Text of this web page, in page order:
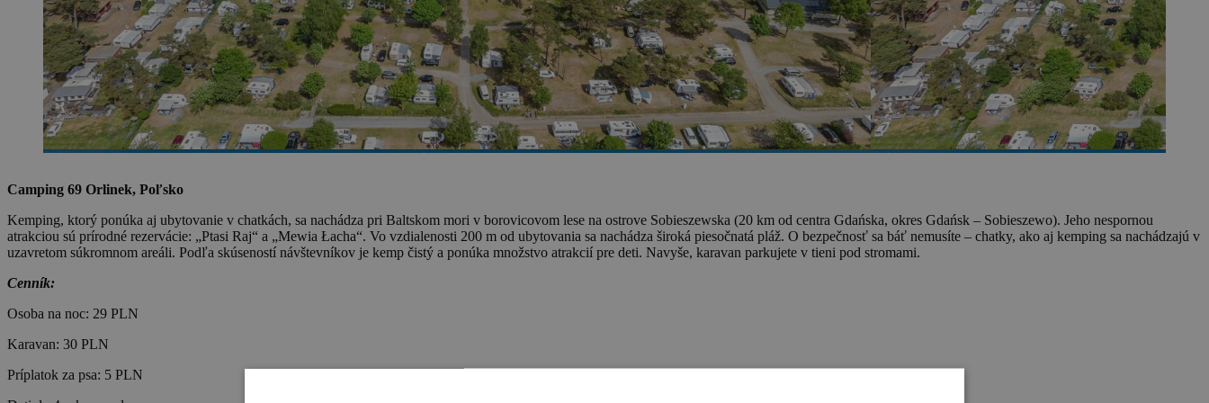
Camping 69 Orlinek, Poľsko
Kemping, ktorý ponúka aj ubytovanie v chatkách, sa nachádza pri Baltskom mori v borovicovom lese na ostrove Sobieszewska (20 km od centra Gdańska, okres Gdańsk – Sobieszewo). Jeho nespornou
atrakciou sú prírodné rezervácie: „Ptasi Raj“ a „Mewia Łacha“. Vo vzdialenosti 200 m od ubytovania sa nachádza široká piesočnatá pláž. O bezpečnosť sa báť nemusíte – chatky, ako aj kemping sa nachádzajú v
uzavretom súkromnom areáli. Podľa skúseností návštevníkov je kemp čistý a ponúka množstvo atrakcií pre deti. Navyše, karavan parkujete v tieni pod stromami.
Cenník:
Osoba na noc: 29 PLN
Karavan: 30 PLN
Príplatok za psa: 5 PLN